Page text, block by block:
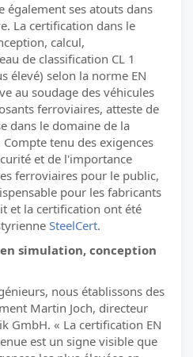
également ses atouts dans
La certification dans le
calcul,
de classification CL 1
élevé) selon la norme EN
au soudage des véhicules
ferroviaires, atteste de
dans le domaine de la
tenu des exigences
et de l'importance
ferroviaires pour le public,
pour les fabricants
et la certification ont été
SteelCert.
simulation, conception
nous établissons des
Martin Joch, directeur
GmbH. « La certification EN
est un signe visible que